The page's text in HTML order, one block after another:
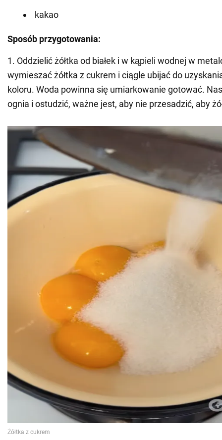
kakao
Sposób przygotowania:
1. Oddzielić żółtka od białek i w kąpieli wodnej w
wymieszać żółtka z cukrem i ciągle ubijać do
koloru. Woda powinna się umiarkowanie gotować.
ognia i ostudzić, ważne jest, aby nie przesadzić, aby